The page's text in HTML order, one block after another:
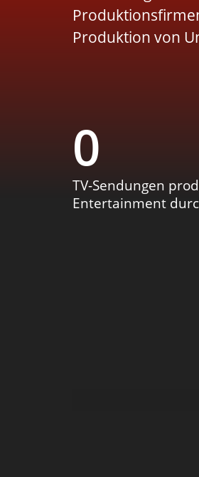
Produktion von
TV-Sendungen
Entertainment
0